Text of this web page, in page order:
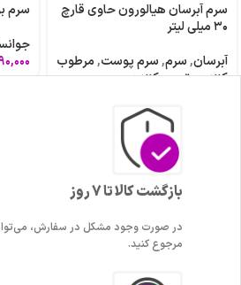
سرم آبرسان هیالورون حاوی قارچ
۳۰ میلی لیتر
آبرسان,سرم,سرم پوست,مرطوب
کننده و ترمیم کننده
سرم
بازگشت کالا تا 7 روز
مرجوع کنید.